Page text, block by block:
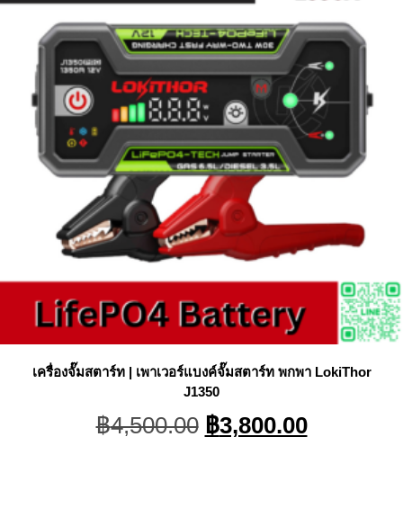
เครื่องจั๊มสตาร์ท | เพาเวอร์แบงค์จั๊มสตาร์ท พกพา LokiThor
J1350
฿4,500.00 Original
price
฿3,800.00Current
price